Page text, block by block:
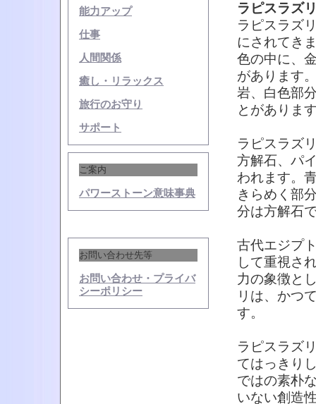
能力アップ
仕事
人間関係
癒し・リラックス
旅行のお守り
サポート
ご案内
パワーストーン意味事典
お問い合わせ先等
お問い合わせ・プライバ
シーポリシー
ラピスラズ
ラピスラズ
にされてき
色の中に、
があります
岩、白色部
とがありま
ラピスラズ
方解石、パ
われます。
きらめく部
分は方解石
古代エジプ
して重視さ
力の象徴と
リは、かつ
す。
ラピスラズ
てはっきり
ではの素朴
いない創造